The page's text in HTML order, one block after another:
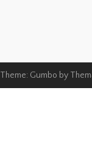
Theme: Gumbo by